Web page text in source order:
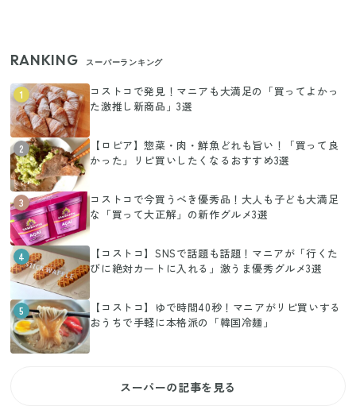
RANKING スーパーランキング
1
コストコで発見！マニアも大満足の「買ってよかっ
た激推し新商品」3選
2
【ロピア】惣菜・肉・鮮魚どれも旨い！「買って良
かった」リピ買いしたくなるおすすめ3選
3
コストコで今買うべき優秀品！大人も子ども大満足
な「買って大正解」の新作グルメ3選
4
【コストコ】SNSで話題も話題！マニアが「行くた
びに絶対カートに入れる」激うま優秀グルメ3選
5
【コストコ】ゆで時間40秒！マニアがリピ買いする
おうちで手軽に本格派の「韓国冷麺」
スーパーの記事を見る